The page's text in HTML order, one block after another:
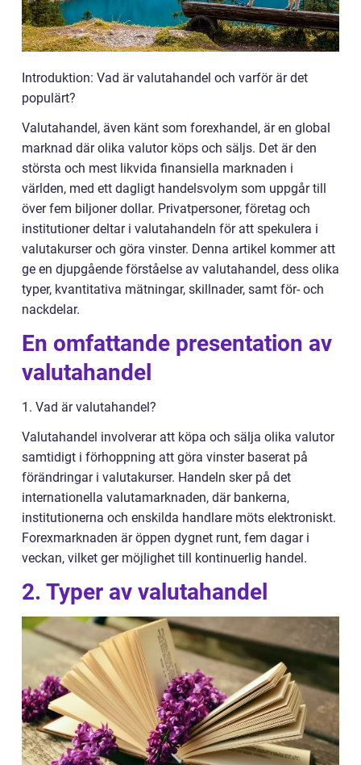
Introduktion: Vad är valutahandel och varför är det
populärt?
Valutahandel, även känt som forexhandel, är en global
marknad där olika valutor köps och säljs. Det är den
största och mest likvida finansiella marknaden i
världen, med ett dagligt handelsvolym som uppgår till
över fem biljoner dollar. Privatpersoner, företag och
institutioner deltar i valutahandeln för att spekulera i
valutakurser och göra vinster. Denna artikel kommer att
ge en djupgående förståelse av valutahandel, dess olika
typer, kvantitativa mätningar, skillnader, samt för- och
nackdelar.
En omfattande presentation av
valutahandel
1. Vad är valutahandel?
Valutahandel involverar att köpa och sälja olika valutor
samtidigt i förhoppning att göra vinster baserat på
förändringar i valutakurser. Handeln sker på det
internationella valutamarknaden, där bankerna,
institutionerna och enskilda handlare möts elektroniskt.
Forexmarknaden är öppen dygnet runt, fem dagar i
veckan, vilket ger möjlighet till kontinuerlig handel.
2. Typer av valutahandel